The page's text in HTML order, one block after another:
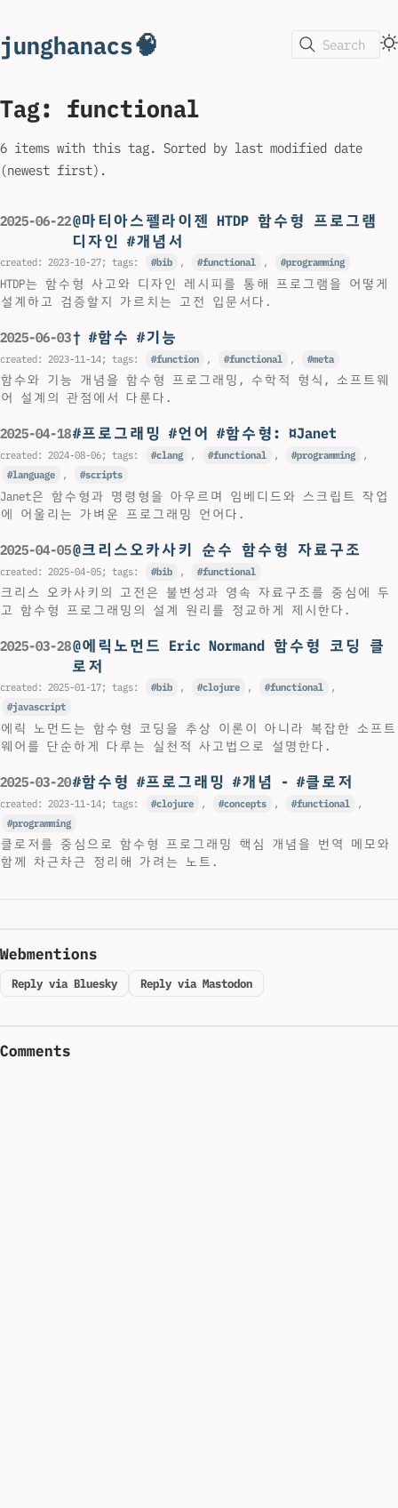
junghanacs🧠 Search
Tag: functional
6 items with this tag. Sorted by last modified date
(newest first).
2025-06-22@마티아스펠라이젠 HTDP 함수형 프로그램
디자인 #개념서
created: 2023-10-27; tags: bib , functional , programming
HTDP는 함수형 사고와 디자인 레시피를 통해 프로그램을 어떻게
설계하고 검증할지 가르치는 고전 입문서다.
2025-06-03† #함수 #기능
created: 2023-11-14; tags: function , functional , meta
함수와 기능 개념을 함수형 프로그래밍, 수학적 형식, 소프트웨
어 설계의 관점에서 다룬다.
2025-04-18#프로그래밍 #언어 #함수형: ¤Janet
created: 2024-08-06; tags: clang , functional , programming
,
language
, scripts
Janet은 함수형과 명령형을 아우르며 임베디드와 스크립트 작업
에 어울리는 가벼운 프로그래밍 언어다.
2025-04-05@크리스오카사키 순수 함수형 자료구조
created: 2025-04-05; tags: bib , functional
크리스 오카사키의 고전은 불변성과 영속 자료구조를 중심에 두
고 함수형 프로그래밍의 설계 원리를 정교하게 제시한다.
2025-03-28@에릭노먼드 Eric Normand 함수형 코딩 클
로저
created: 2025-01-17; tags: bib , clojure , functional
,
javascript
에릭 노먼드는 함수형 코딩을 추상 이론이 아니라 복잡한 소프트
웨어를 단순하게 다루는 실천적 사고법으로 설명한다.
2025-03-20#함수형 #프로그래밍 #개념 - #클로저
created: 2023-11-14; tags: clojure , concepts , functional
,
programming
클로저를 중심으로 함수형 프로그래밍 핵심 개념을 번역 메모와
함께 차근차근 정리해 가려는 노트.
Webmentions
Reply via Bluesky Reply via Mastodon
Comments